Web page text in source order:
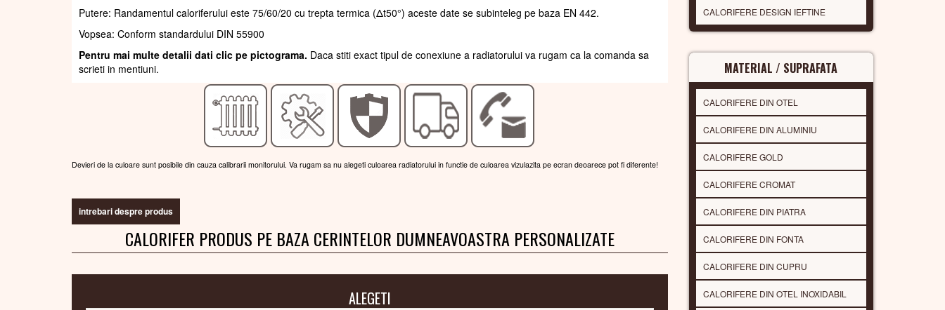
Putere: Randamentul caloriferului este 75/60/20 cu trepta termica (Δt50°) aceste date se subinteleg pe baza EN 442.
Vopsea: Conform standardului DIN 55900
Pentru mai multe detalii dati clic pe pictograma. Daca stiti exact tipul de conexiune a radiatorului va rugam ca la comanda sa
scrieti in mentiuni.
Devieri de la culoare sunt posibile din cauza calibrarii monitorului. Va rugam sa nu alegeti culoarea radiatorului in functie de culoarea vizulazita pe ecran deoarece pot fi diferente!
intrebari despre produs
CALORIFER PRODUS PE BAZA CERINTELOR DUMNEAVOASTRA PERSONALIZATE
ALEGETI
CALORIFERE DESIGN IEFTINE
MATERIAL / SUPRAFATA
CALORIFERE DIN OTEL
CALORIFERE DIN ALUMINIU
CALORIFERE GOLD
CALORIFERE CROMAT
CALORIFERE DIN PIATRA
CALORIFERE DIN FONTA
CALORIFERE DIN CUPRU
CALORIFERE DIN OTEL INOXIDABIL